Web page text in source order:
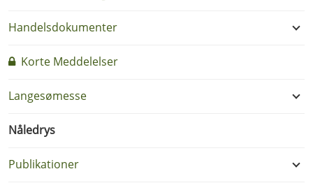
Handelsdokumenter
Korte Meddelelser
Langesømesse
Nåledrys
Publikationer